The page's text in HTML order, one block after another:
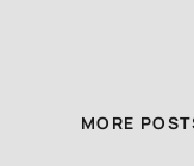
MORE